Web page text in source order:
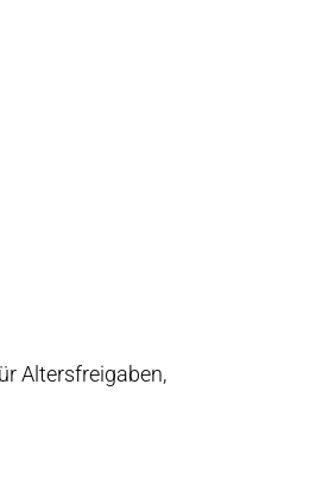
Altersfreigaben,